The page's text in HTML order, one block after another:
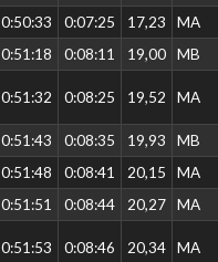
0:50:33 0:07:25 17,23
MA
0:51:18 0:08:11 19,00 MB
0:51:32 0:08:25 19,52 MA
0:51:43 0:08:35 19,93
MB
0:51:48 0:08:41 20,15
MA
0:51:51 0:08:44 20,27 MA
0:51:53 0:08:46 20,34 MA